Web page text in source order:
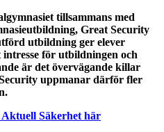
tillsammans med
Great Security
utbildning ger elever
för utbildningen och
är det övervägande killar
uppmanar därför fler
Säkerhet här